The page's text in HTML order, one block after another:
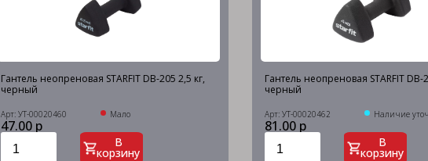
Гантель неопреновая STARFIT DB-205 2,5 кг,
черный
Арт: УТ-00020460 Мало
47.00 р
В
корзину
Гантель неопреновая STARFIT DB-
черный
Арт: УТ-00020462 Наличие
81.00 р
В
корзину